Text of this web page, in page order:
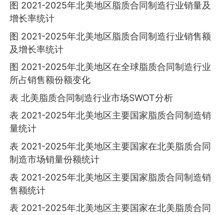
图 2021-2025年北美地区脂质合同制造行业销量及
增长率统计
图 2021-2025年北美地区脂质合同制造行业销售额
及增长率统计
图 2021-2025年北美地区在全球脂质合同制造行业
所占销售额份额变化
表 北美脂质合同制造行业市场SWOT分析
表 2021-2025年北美地区主要国家脂质合同制造销
量统计
表 2021-2025年北美地区主要国家在北美脂质合同
制造市场销量份额统计
表 2021-2025年北美地区主要国家脂质合同制造销
售额统计
表 2021-2025年北美地区主要国家在北美脂质合同